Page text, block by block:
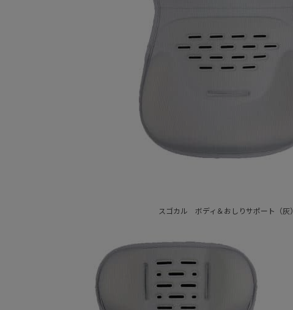
スゴカル ボディ＆おしりサポート（灰）